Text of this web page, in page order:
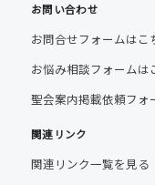
お問い合わせ
お問合せフォームはこ
お悩み相談フォームは
聖会案内掲載依頼フォ
関連リンク
関連リンク一覧を見る